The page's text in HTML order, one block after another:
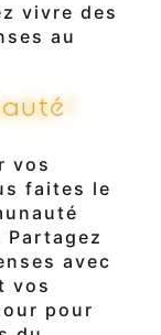
vivre des
au
vos
faites le
avec
vos
pour